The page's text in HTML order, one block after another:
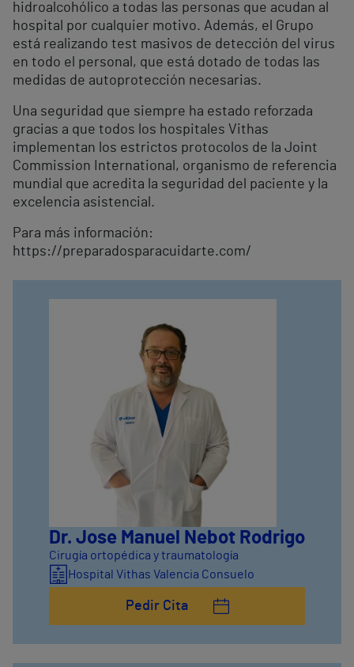
hidroalcohólico a todas las personas que acudan al
hospital por cualquier motivo. Además, el Grupo
está realizando test masivos de detección del virus
en todo el personal, que está dotado de todas las
medidas de autoprotección necesarias.
Una seguridad que siempre ha estado reforzada
gracias a que todos los hospitales Vithas
implementan los estrictos protocolos de la Joint
Commission International, organismo de referencia
mundial que acredita la seguridad del paciente y la
excelencia asistencial.
Para más información:
https://preparadosparacuidarte.com/
Dr. Jose Manuel Nebot Rodrigo
Cirugía ortopédica y traumatología
Hospital Vithas Valencia Consuelo
Pedir Cita